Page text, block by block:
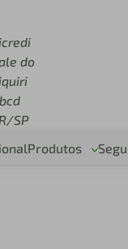
do
SP
Produtos